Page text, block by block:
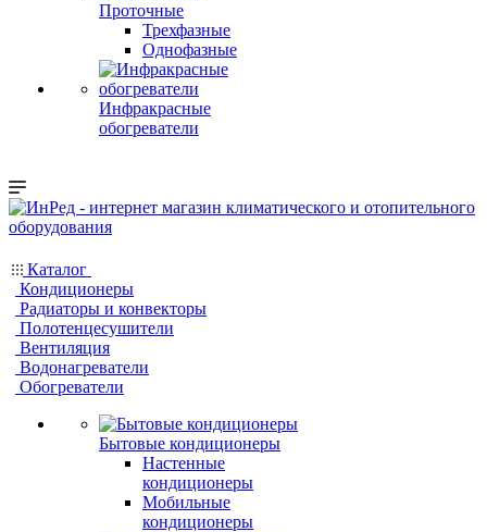
Проточные
Трехфазные
Однофазные
Инфракрасные
обогреватели
Каталог
Кондиционеры
Радиаторы и конвекторы
Полотенцесушители
Вентиляция
Водонагреватели
Обогреватели
Бытовые кондиционеры
Настенные
кондиционеры
Мобильные
кондиционеры